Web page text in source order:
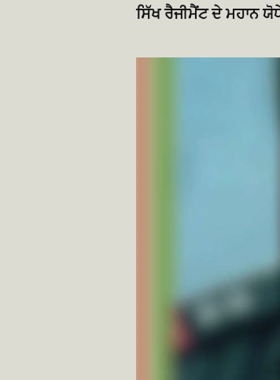
ਸਿੱਖ ਰੈਜੀਮੈਂਟ ਦੇ ਮਹਾਨ